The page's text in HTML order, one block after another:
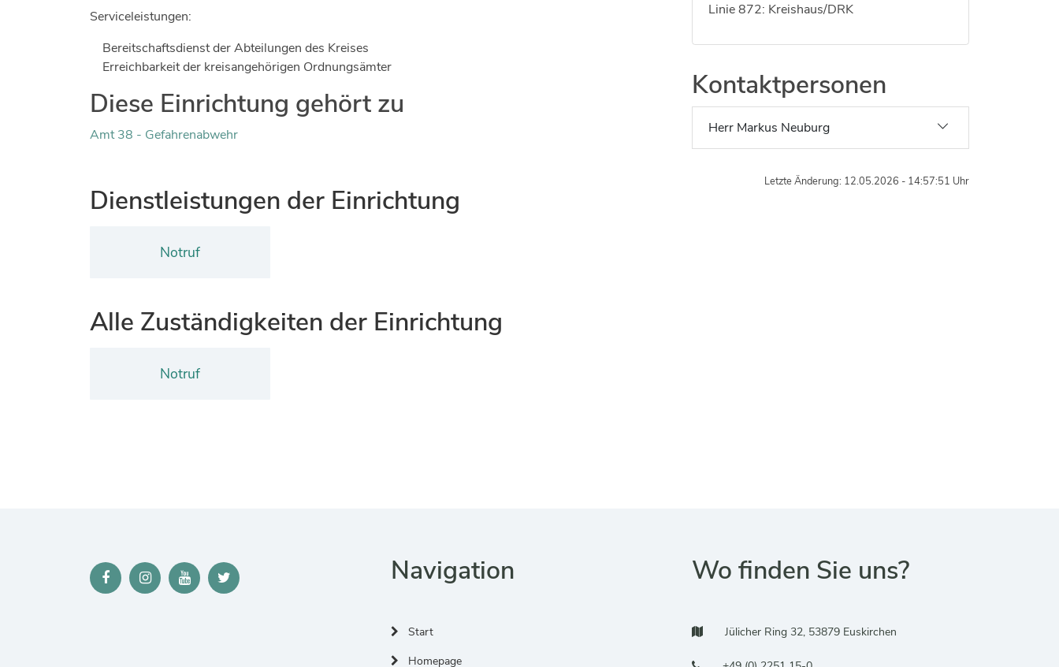
Serviceleistungen:
Bereitschaftsdienst der Abteilungen des Kreises
Erreichbarkeit der kreisangehörigen Ordnungsämter
Diese Einrichtung gehört zu
Amt 38 - Gefahrenabwehr
Dienstleistungen der Einrichtung
Notruf
Alle Zuständigkeiten der Einrichtung
Notruf
Linie 872: Kreishaus/DRK
Kontaktpersonen
Herr Markus Neuburg
Letzte Änderung: 12.05.2026 - 14:57:51 Uhr
Navigation
Start
Homepage
Wo finden Sie uns?
Adresse:
Jülicher Ring 32, 53879 Euskirchen